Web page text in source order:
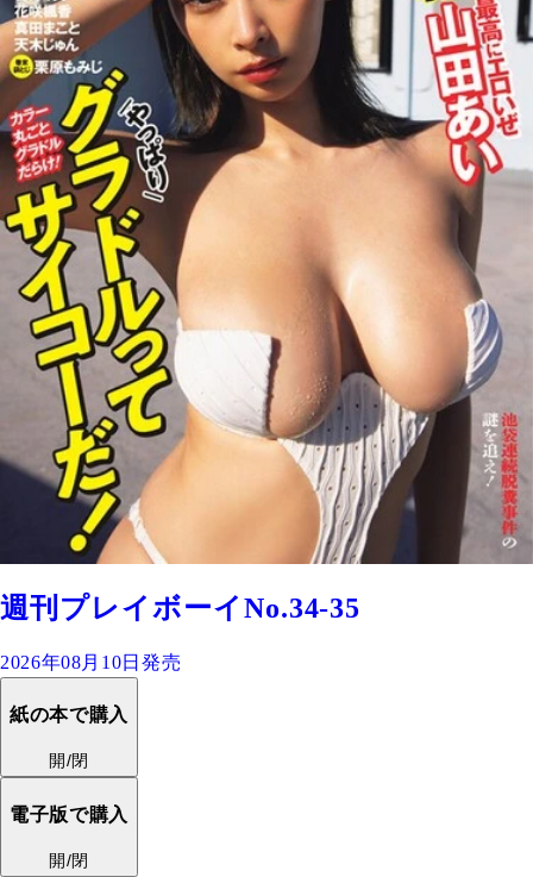
週刊プレイボーイNo.34-35
2026年08月10日発売
紙の本で購入
開/閉
電子版で購入
開/閉